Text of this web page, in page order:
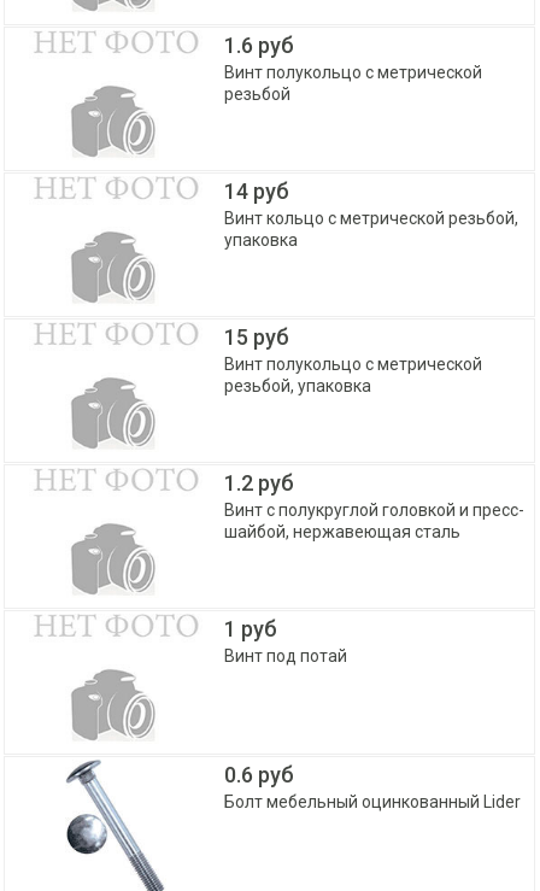
1.6 руб
Винт полукольцо с метрической
резьбой
14 руб
Винт кольцо с метрической резьбой,
упаковка
15 руб
Винт полукольцо с метрической
резьбой, упаковка
1.2 руб
Винт с полукруглой головкой и пресс-
шайбой, нержавеющая сталь
1 руб
Винт под потай
0.6 руб
Болт мебельный оцинкованный Lider